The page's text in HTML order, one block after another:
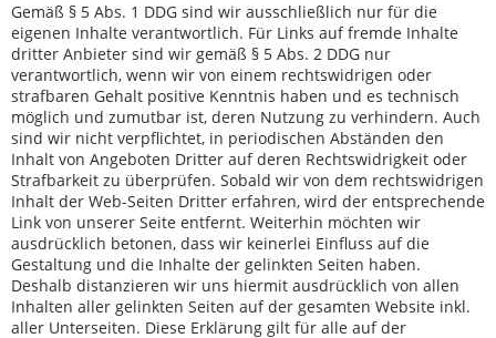
Gemäß § 5 Abs. 1 DDG sind wir ausschließlich nur für die
eigenen Inhalte verantwortlich. Für Links auf fremde Inhalte
dritter Anbieter sind wir gemäß § 5 Abs. 2 DDG nur
verantwortlich, wenn wir von einem rechtswidrigen oder
strafbaren Gehalt positive Kenntnis haben und es technisch
möglich und zumutbar ist, deren Nutzung zu verhindern. Auch
sind wir nicht verpflichtet, in periodischen Abständen den
Inhalt von Angeboten Dritter auf deren Rechtswidrigkeit oder
Strafbarkeit zu überprüfen. Sobald wir von dem rechtswidrigen
Inhalt der Web-Seiten Dritter erfahren, wird der entsprechende
Link von unserer Seite entfernt. Weiterhin möchten wir
ausdrücklich betonen, dass wir keinerlei Einfluss auf die
Gestaltung und die Inhalte der gelinkten Seiten haben.
Deshalb distanzieren wir uns hiermit ausdrücklich von allen
Inhalten aller gelinkten Seiten auf der gesamten Website inkl.
aller Unterseiten. Diese Erklärung gilt für alle auf der